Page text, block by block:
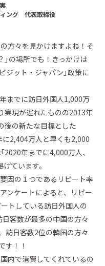
ィング 代表取締役
方々を見かけますよね！そ
」の場所でも！きっかけは
ジット・ジャパン」政策に
までに訪日外国人1,000万
実現が遅れたものの2013年
後の新たな目標とした
に2,404万人と早くも2,000
2020年までに4,000万人、
ています。
因の１つであるリピート率
ンケートによると、リピー
トしている訪日外国人の
客数が最多の中国の方々
訪日客数2位の韓国の方々
す！！
内で消費してくれているの